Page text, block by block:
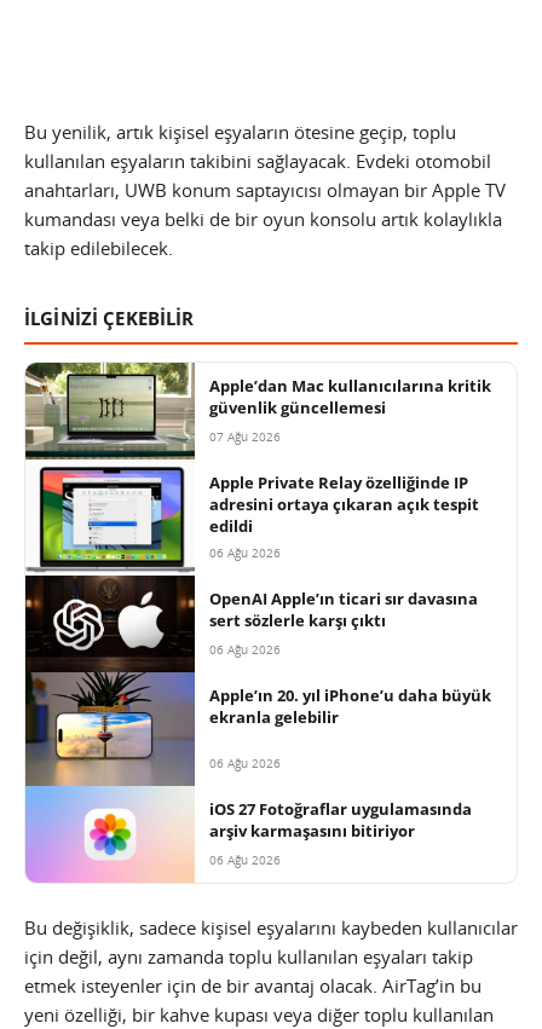
Bu yenilik, artık kişisel eşyaların ötesine geçip, toplu
kullanılan eşyaların takibini sağlayacak. Evdeki otomobil
anahtarları, UWB konum saptayıcısı olmayan bir Apple TV
kumandası veya belki de bir oyun konsolu artık kolaylıkla
takip edilebilecek.
İLGİNİZİ ÇEKEBİLİR
Apple’dan Mac kullanıcılarına kritik
güvenlik güncellemesi
07 Ağu 2026
Apple Private Relay özelliğinde IP
adresini ortaya çıkaran açık tespit
edildi
06 Ağu 2026
OpenAI Apple’ın ticari sır davasına
sert sözlerle karşı çıktı
06 Ağu 2026
Apple’ın 20. yıl iPhone’u daha büyük
ekranla gelebilir
06 Ağu 2026
iOS 27 Fotoğraflar uygulamasında
arşiv karmaşasını bitiriyor
06 Ağu 2026
Bu değişiklik, sadece kişisel eşyalarını kaybeden kullanıcılar
için değil, aynı zamanda toplu kullanılan eşyaları takip
etmek isteyenler için de bir avantaj olacak. AirTag’in bu
yeni özelliği, bir kahve kupası veya diğer toplu kullanılan